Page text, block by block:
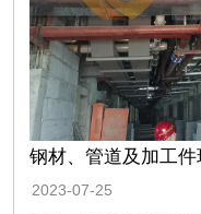
钢材、管道及加工
2023-07-25